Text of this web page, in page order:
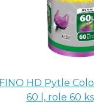
FINO HD Pytle
60 l, role 60